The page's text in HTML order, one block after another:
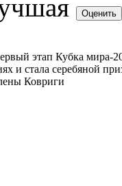
этап Кубка мира-
и стала серебяной
Ковриги